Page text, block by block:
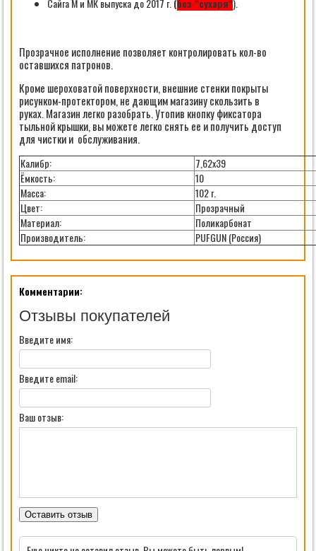
Сайга М и МК выпуска до 2017 г. (без "сухаря").
Прозрачное исполнение позволяет контролировать кол-во
оставшихся патронов.
Кроме шероховатой поверхности, внешние стенки покрыты
рисунком-протектором, не дающим магазину скользить в
руках. Магазин легко разобрать. Утопив кнопку фиксатора
тыльной крышки, вы можете легко снять ее и получить доступ
для чистки и обслуживания.
Калибр:
7,62х39
Ёмкость:
10
Масса:
102 г.
Цвет:
Прозрачный
Материал:
Поликарбонат
Производитель:
PUFGUN (Россия)
Комментарии:
Отзывы покупателей
Введите имя:
Введите email:
Ваш отзыв:
Оставить отзыв